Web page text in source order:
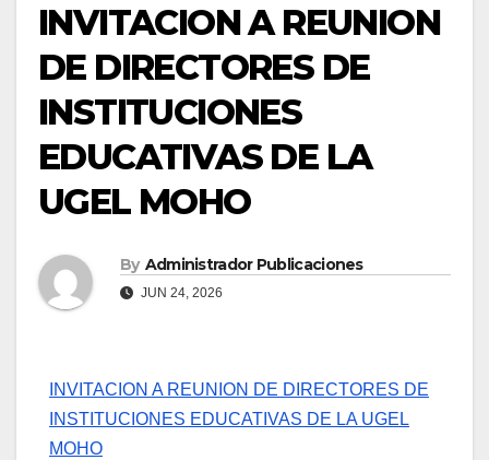
INVITACION A REUNION
DE DIRECTORES DE
INSTITUCIONES
EDUCATIVAS DE LA
UGEL MOHO
By Administrador Publicaciones
JUN 24, 2026
INVITACION A REUNION DE DIRECTORES DE
INSTITUCIONES EDUCATIVAS DE LA UGEL
MOHO